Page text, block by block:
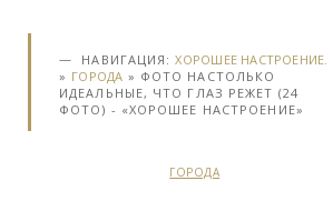
НАВИГАЦИЯ:ХОРОШЕЕ НАСТРОЕНИЕ.
» ГОРОДА » ФОТО НАСТОЛЬКО
ИДЕАЛЬНЫЕ, ЧТО ГЛАЗ РЕЖЕТ (24
ФОТО) - «ХОРОШЕЕ НАСТРОЕНИЕ»
ГОРОДА